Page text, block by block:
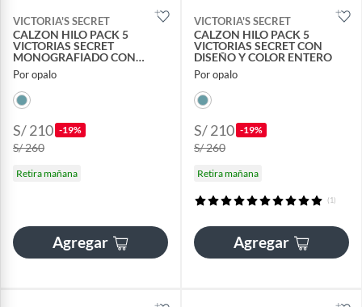
VICTORIA'S SECRET
CALZON HILO PACK 5
VICTORIAS SECRET
MONOGRAFIADO CON
DISEÑO
Por opalo
S/ 210 -19%
S/ 260
Retira mañana
Agregar
VICTORIA'S SECRET
CALZON HILO PACK 5
VICTORIAS SECRET CON
DISEÑO Y COLOR ENTERO
Por opalo
S/ 210 -19%
S/ 260
Retira mañana
(1)
Agregar